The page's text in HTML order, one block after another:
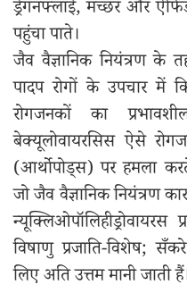
ड्रेगनफ्लाई, मच्छर और
पहुंचा पाते।
जैव वैज्ञानिक नियंत्रण के
पादप रोगों के उपचार में
रोगजनकों का
बेक्यूलोवायरसिस ऐसे
(आर्थोपोड्स) पर हमला
जो जैव वैज्ञानिक नियंत्रण
विषाणु प्रजाति-विशेष;
लिए अति उत्तम मानी जाती